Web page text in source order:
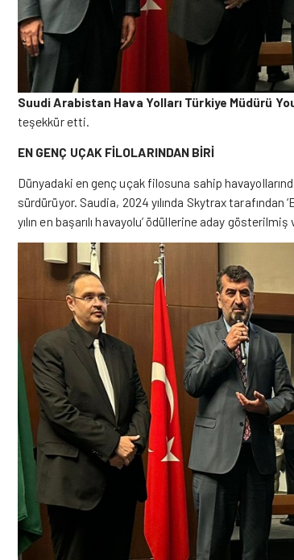
Suudi Arabistan Hava Yolları Türkiye Müdürü
teşekkür etti.
EN GENÇ UÇAK FİLOLARINDAN BİRİ
Dünyadaki en genç uçak filosuna sahip
sürdürüyor. Saudia, 2024 yılında Skytrax tarafından
yılın en başarılı havayolu’ ödüllerine aday